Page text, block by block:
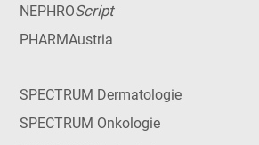
NEPHROScript
PHARMAustria
SPECTRUM Dermatologie
SPECTRUM Onkologie